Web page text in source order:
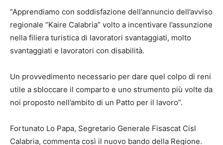
“Apprendiamo con soddisfazione dell’annuncio dell’avviso
regionale “Kaire Calabria” volto a incentivare l’assunzione
nella filiera turistica di lavoratori svantaggiati, molto
svantaggiati e lavoratori con disabilità.
Un provvedimento necessario per dare quel colpo di reni
utile a sbloccare il comparto e uno strumento più volte da
noi proposto nell’ambito di un Patto per il lavoro”.
Fortunato Lo Papa, Segretario Generale Fisascat Cisl
Calabria, commenta così il nuovo bando della Regione.